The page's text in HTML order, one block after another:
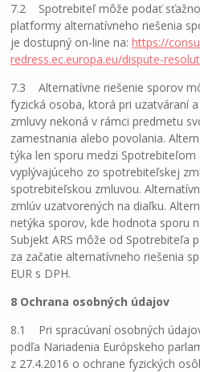
7.2 Spotrebiteľ môže podať
platformy alternatívneho riešenia
je dostupný on-line na:https://
redress.ec.europa.eu/dispute-
7.3 Alternatívne riešenie sporov
fyzická osoba, ktorá pri uzatváraní
zmluvy nekoná v rámci predmetu
zamestnania alebo povolania.
týka len sporu medzi Spotrebiteľom
vyplývajúceho zo spotrebiteľskej
spotrebiteľskou zmluvou.
zmlúv uzatvorených na diaľku.
netýka sporov, kde hodnota sporu
Subjekt ARS môže od Spotrebiteľa
za začatie alternatívneho riešenia
EUR s DPH.
8 Ochrana osobných údajov
8.1 Pri spracúvaní osobných
podľa Nariadenia Európskeho
z 27.4.2016 o ochrane fyzických